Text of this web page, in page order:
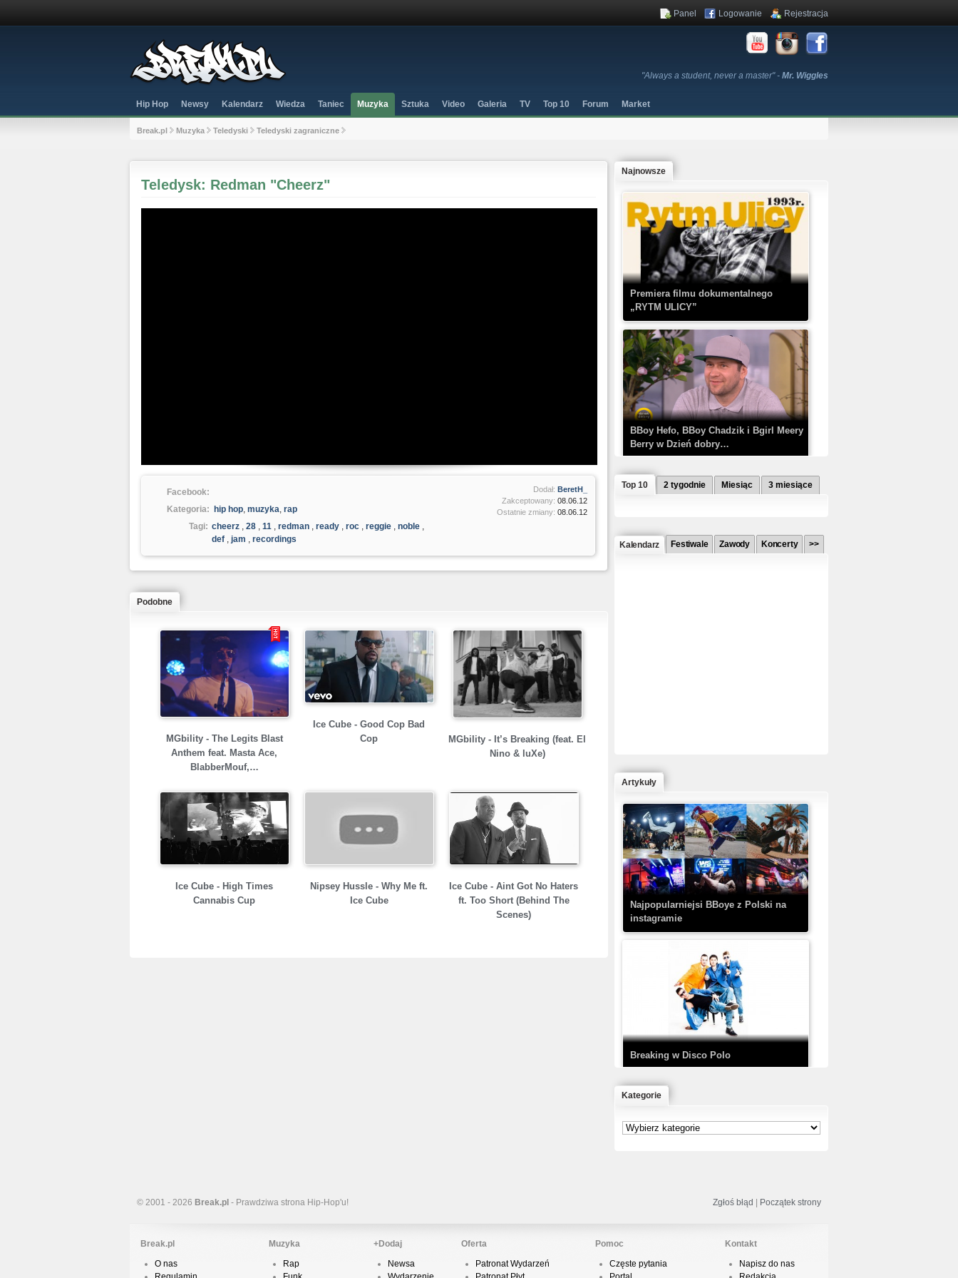
"Always a student, never a master" - Mr. Wiggles
Panel Logowanie Rejestracja
Hip Hop Newsy Kalendarz Wiedza Taniec Muzyka Sztuka Video Galeria TV Top 10 Forum Market
Break.pl Muzyka Teledyski Teledyski zagraniczne
Teledysk: Redman "Cheerz"
Facebook:
Kategoria:
hip hop, muzyka, rap
Tagi: cheerz , 28 , 11 , redman , ready , roc , reggie , noble ,
def , jam , recordings
Dodał: BeretH_
Zakceptowany: 08.06.12
Ostatnie zmiany: 08.06.12
Podobne
MGbility - The Legits Blast
Anthem feat. Masta Ace,
BlabberMouf,…
Ice Cube - Good Cop Bad
Cop
MGbility - It’s Breaking (feat. El
Nino & luXe)
Ice Cube - High Times
Cannabis Cup
Nipsey Hussle - Why Me ft.
Ice Cube
Ice Cube - Aint Got No Haters
ft. Too Short (Behind The
Scenes)
Najnowsze
Premiera filmu dokumentalnego
„RYTM ULICY”
BBoy Hefo, BBoy Chadzik i Bgirl Meery
Berry w Dzień dobry…
Kaczorex w najnowszym klipie: HRYPA
– Kobieta z walizką
TEDE & SIR MICH - KICKDOWN /
DISCO NOIR
Prod. Chubeats, Scratch:…
KrisBo - Cienie
Top 10 2 tygodnie Miesiąc 3 miesiące
Kalendarz Festiwale Zawody Koncerty >>
Artykuły
Najpopularniejsi BBoye z Polski na
instagramie
Breaking w Disco Polo
Kategorie
© 2001 - 2026 Break.pl - Prawdziwa strona Hip-Hop'u! Zgłoś błąd | Początek strony
Break.pl
O nas
Muzyka
Rap
+Dodaj
Newsa
Oferta
Patronat Wydarzeń
Pomoc
Częste pytania
Kontakt
Napisz do nas